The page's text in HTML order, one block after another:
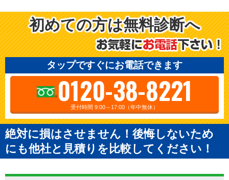
初めての方は無料診断へ
タップですぐにお電話できます
0120-38-8221
受付時間 9:00～17:00（年中無休）
絶対に損はさせません！後悔しないため
にも他社と見積りを比較してください！